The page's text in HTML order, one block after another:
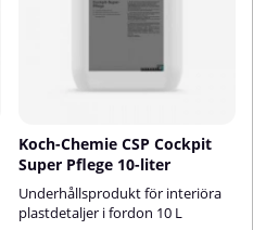
Koch-Chemie CSP Cockpit
Super Pflege 10-liter
Underhållsprodukt för interiöra
plastdetaljer i fordon 10 L